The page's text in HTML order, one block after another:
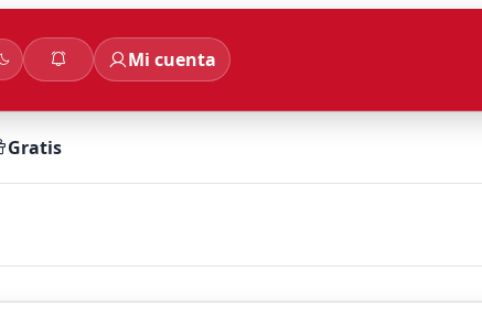
Mi cuenta
Gratis